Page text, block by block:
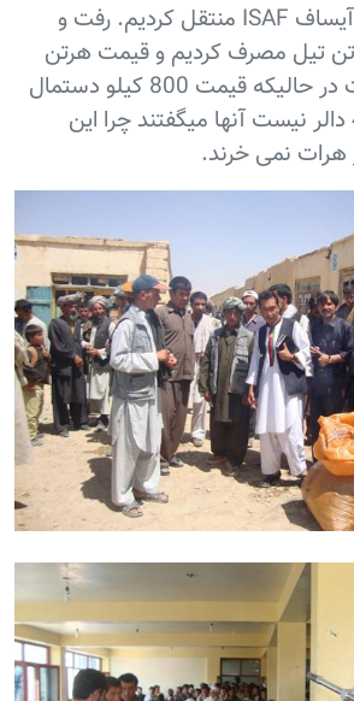
کابل به هرات برای آیساف ISAF منتقل کردیم. رفت و
برگشت ما تقریباً 4 تن تیل مصرف کردیم و قیمت هرتن
تیل 2820 دالر است در حالیکه قیمت 800 کیلو دستمال
کاغذی بیش از 400 دالر نیست آنها میگفتند چرا این
هرات نمی خرند.